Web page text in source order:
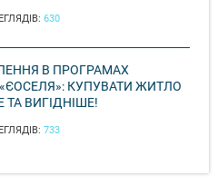
630
В ПРОГРАМАХ
КУПУВАТИ ЖИТЛО
ВИГІДНІШЕ!
733